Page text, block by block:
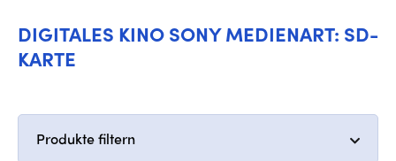
DIGITALES KINO SONY MEDIENART: SD-
KARTE
Produkte filtern